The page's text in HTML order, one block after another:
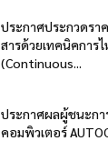
ประกาศประกวดรา
สารด้วยเทคนิคการ
(Continuous...
ประกาศผลผู้ชนะกา
คอมพิวเตอร์